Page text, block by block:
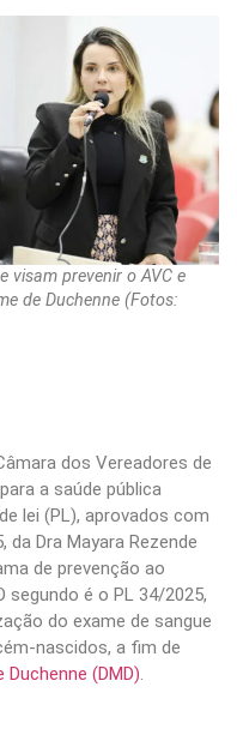
visam prevenir o AVC e
de Duchenne (Fotos:
dos Vereadores de
a saúde pública
lei (PL), aprovados com
Dra Mayara Rezende
de prevenção ao
segundo é o PL 34/2025,
do exame de sangue
nascidos, a fim de
(DMD).